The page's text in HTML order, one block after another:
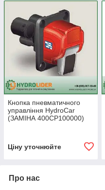
Кнопка пневматичного
управління HydroCar
(ЗАМІНА 400CP100000)
Ціну уточнюйте
Про нас